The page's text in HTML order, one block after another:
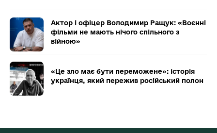
Актор і офіцер Володимир Ращук: «Воєнні
фільми не мають нічого спільного з
війною»
«Це зло має бути переможене»: історія
українця, який пережив російський полон